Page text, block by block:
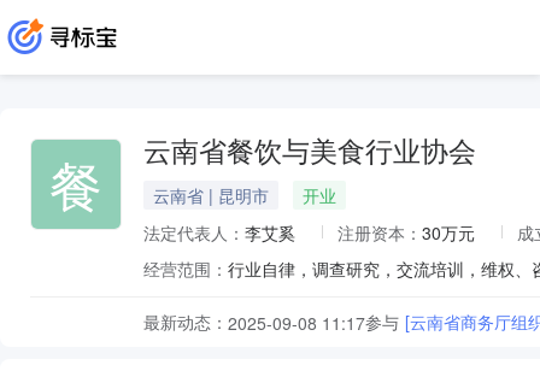
餐 云南省餐饮与美食行业协会
云南省 | 昆明市
开业
法定代表人： 李艾奚 注册资本： 30万元
成
经营范围： 行业自律，调查研究，交流培训，维权、
最新动态： 2025-09-08 11:17参与 [云南省商务厅组